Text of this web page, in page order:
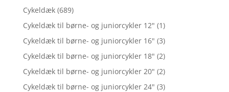
Cykeldæk (689)
Cykeldæk til børne- og juniorcykler 12" (1)
Cykeldæk til børne- og juniorcykler 16" (3)
Cykeldæk til børne- og juniorcykler 18" (2)
Cykeldæk til børne- og juniorcykler 20" (2)
Cykeldæk til børne- og juniorcykler 24" (3)